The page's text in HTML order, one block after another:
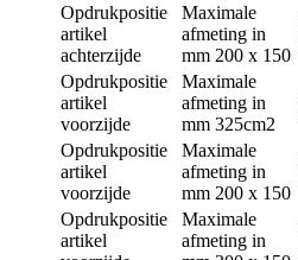
Opdrukpositie
artikel
achterzijde
Maximale
afmeting in
mm 200 x 150
Opdrukpositie
artikel
voorzijde
Maximale
afmeting in
mm 325cm2
Opdrukpositie
artikel
voorzijde
Maximale
afmeting in
mm 200 x 150
Opdrukpositie
artikel
Maximale
afmeting in